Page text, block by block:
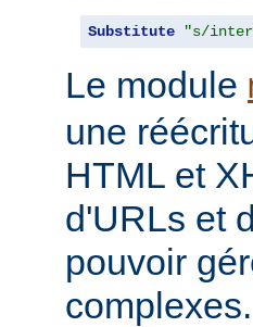
Substitute "s/
Le module
une
HTML et
d'URLs et
pouvoir
complexes.